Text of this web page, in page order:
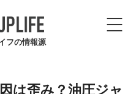
フの情報源
は歪み？油圧ジャ